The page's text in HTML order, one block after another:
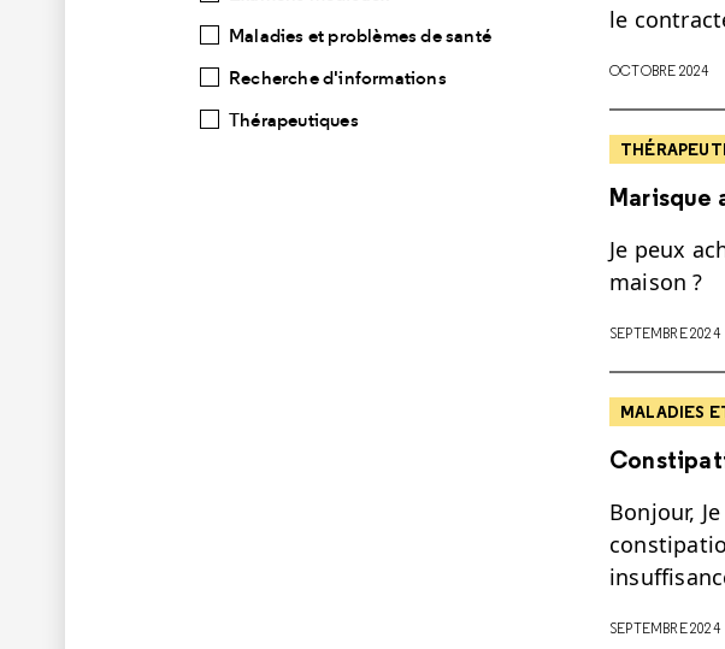
Maladies et problèmes de santé
Recherche d'informations
Thérapeutiques
le
OCTOBRE 2024
Marisque
Je peux
maison ?
SEPTEMBRE 2024
MALADIES
Bonjour,
SEPTEMBRE 2024